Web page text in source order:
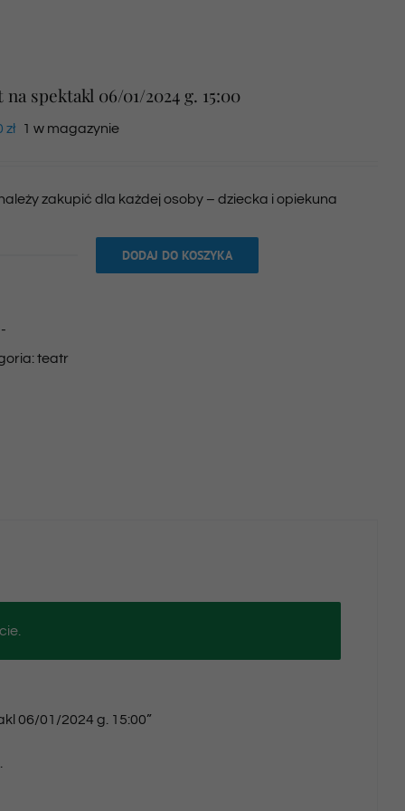
na spektakl 06/01/2024 g. 15:00
zł 1 w magazynie
zakupić dla każdej osoby – dziecka i opiekuna
spektakl
DODAJ DO KOSZYKA
-
teatr
06/01/2024 g. 15:00”